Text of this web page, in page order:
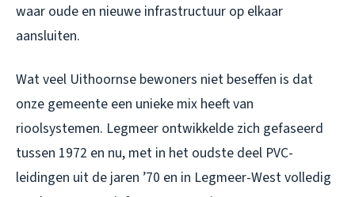
waar oude en nieuwe infrastructuur op elkaar
aansluiten.
Wat veel Uithoornse bewoners niet beseffen is dat
onze gemeente een unieke mix heeft van
rioolsystemen. Legmeer ontwikkelde zich gefaseerd
tussen 1972 en nu, met in het oudste deel PVC-
leidingen uit de jaren ’70 en in Legmeer-West volledig